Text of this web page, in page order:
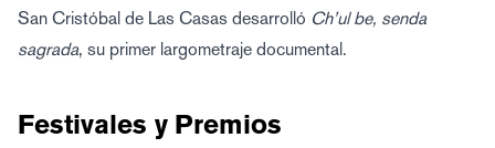
San Cristóbal de Las Casas desarrolló Ch’ul be, senda
sagrada, su primer largometraje documental.
Festivales y Premios